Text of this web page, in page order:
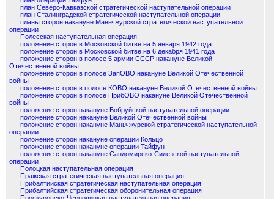
план Северо-Кавказской стратегической наступательной операции
план Сталинградской стратегической наступательной операции
планы сторон накануне Маньчжурской стратегической наступательной
операции
Полесская наступательная операция
положение сторон в Московской битве на 5 января 1942 года
положение сторон в Московской битве на 6 декабря 1941 года
положение сторон в полосе 5 армии СССР накануне Великой
Отечественной войны
положение сторон в полосе ЗапОВО накануне Великой Отечественной
войны
положение сторон в полосе КОВО накануне Великой Отечественной войны
положение сторон в полосе ПрибОВО накануне Великой Отечественной
войны
положение сторон накануне Бобруйской наступательной операции
положение сторон накануне Великой Отечественной войны
положение сторон накануне Маньчжурской стратегической наступательной
операции
положение сторон накануне операции Кольцо
положение сторон накануне операции Тайфун
положение сторон накануне Сандомирско-Силезской наступательной
операции
Полоцкая наступательная операция
Пражская стратегическая наступательная операция
Прибалтийская стратегическая наступательная операция
Прибалтийская стратегическая оборонительная операция